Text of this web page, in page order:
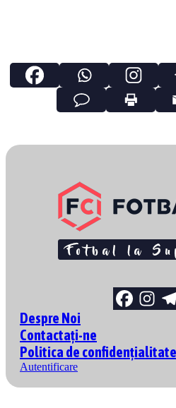
Despre Noi
Contactați-ne
Politica de confidențialitate
Autentificare